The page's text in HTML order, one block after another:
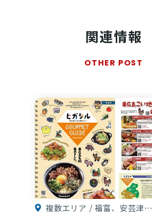
関連情報
OTHER POST
複数エリア / 福富、安芸津…